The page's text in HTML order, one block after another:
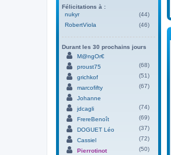
Félicitations à :
nukyr
(44)
RobertViola
(46)
Durant les 30 prochains jours
M@ngOr€
proust75
(68)
grichkof
(51)
marcofifty
(67)
Johanne
jdcagli
(74)
FrereBenoît
(69)
DOGUET Léo
(37)
Cassiel
(72)
Pierrotinot
(50)